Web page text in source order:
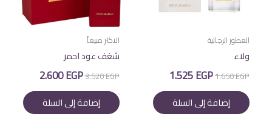
العطور الرجالية
ولاء
1.650EGP السعر
الأصلي
هو:
1.650 EGP.
1.525EGP
هو:
1.525 EGP. إضافة إلى السلة
الاكثر مبيعاً
شغف عود احمر
3.520EGP السعر
الأصلي
هو:
3.520 EGP.
2.600EGP
هو:
2.600 EGP. إضافة إلى السلة